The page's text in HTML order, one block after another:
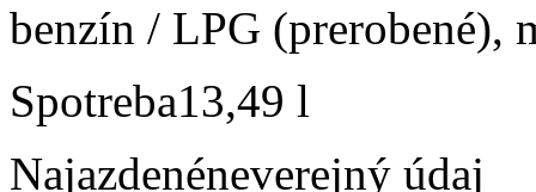
benzín / LPG (prerobené),
Spotreba13,49 l
Najazdenéneverejný údaj